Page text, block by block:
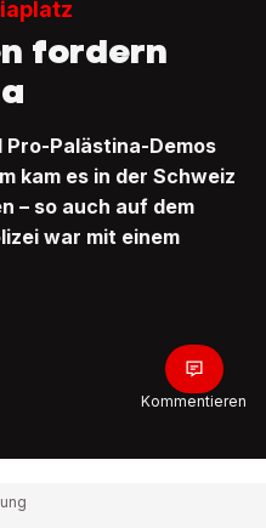
fordern
Pro-Palästina-Demos
kam es in der Schweiz
– so auch auf dem
war mit einem
Kommentieren